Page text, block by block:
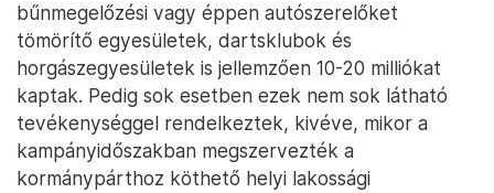
bűnmegelőzési vagy éppen autószerelőket
tömörítő egyesületek, dartsklubok és
horgászegyesületek is jellemzően 10-20 milliókat
kaptak. Pedig sok esetben ezek nem sok látható
tevékenységgel rendelkeztek, kivéve, mikor a
kampányidőszakban megszervezték a
kormánypárthoz köthető helyi lakossági